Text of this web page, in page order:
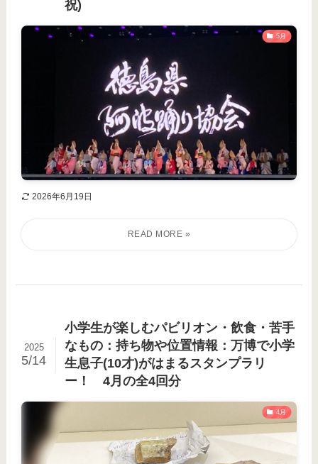
祝)
5月
2026年6月19日
小学生が楽しむパビリオン・飲食・苦手
なもの：持ち物や位置情報：万博で小学
生息子(10才)がはまるスタンプラリ
ー！ 4月の全4回分
2025
5/14
4月